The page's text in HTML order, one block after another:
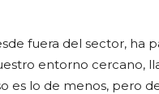
fuera del sector, ha
entorno cercano,
es lo de menos, pero